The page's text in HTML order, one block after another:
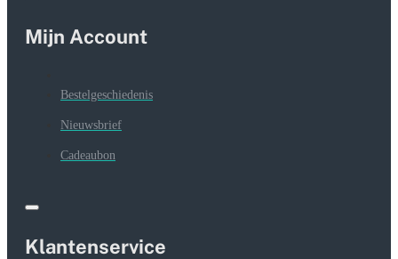
Mijn Account
Bestelgeschiedenis
Nieuwsbrief
Cadeaubon
Klantenservice